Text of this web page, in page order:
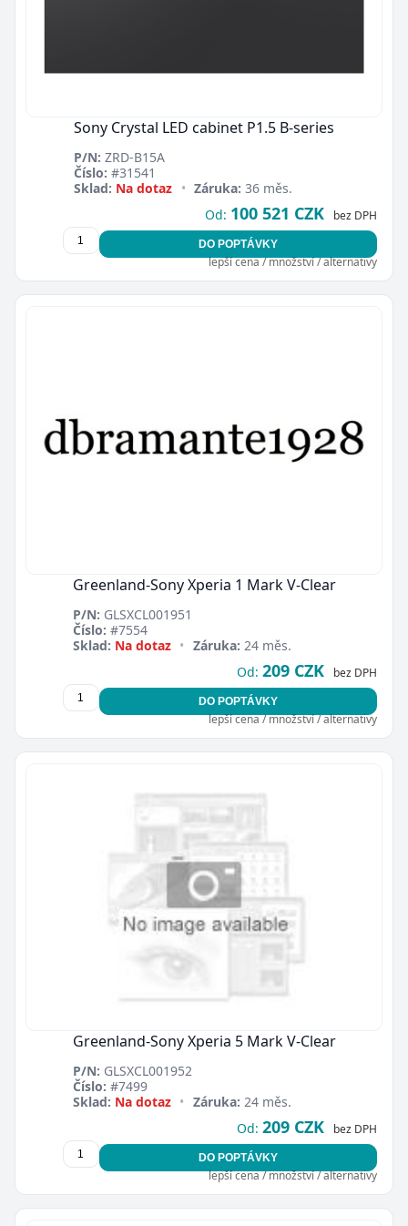
Sony Crystal LED cabinet P1.5 B-series
P/N: ZRD-B15A
Číslo: #31541
Sklad: Na dotaz • Záruka: 36 měs.
Od: 100 521 CZK bez DPH
DO POPTÁVKY
lepší cena / množství / alternativy
Greenland-Sony Xperia 1 Mark V-Clear
P/N: GLSXCL001951
Číslo: #7554
Sklad: Na dotaz • Záruka: 24 měs.
Od: 209 CZK bez DPH
DO POPTÁVKY
lepší cena / množství / alternativy
Greenland-Sony Xperia 5 Mark V-Clear
P/N: GLSXCL001952
Číslo: #7499
Sklad: Na dotaz • Záruka: 24 měs.
Od: 209 CZK bez DPH
DO POPTÁVKY
lepší cena / množství / alternativy